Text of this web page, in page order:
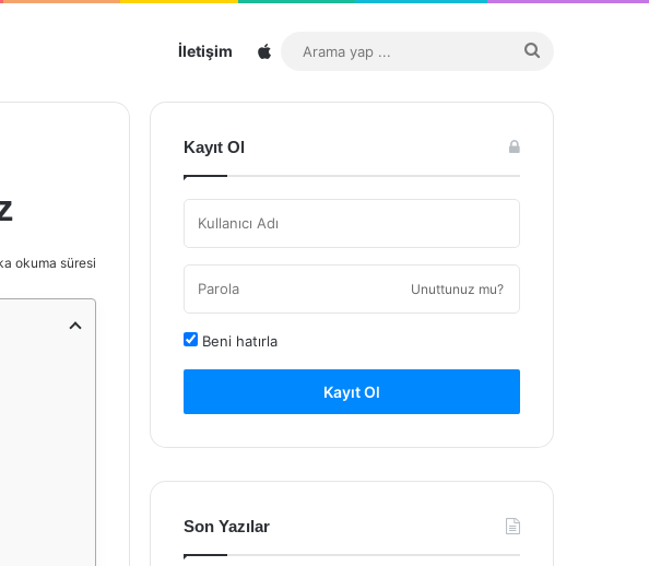
İletişim Sitemap
okuma süresi
Kayıt Ol
Unuttunuz mu?
Beni hatırla
Kayıt Ol
Son Yazılar